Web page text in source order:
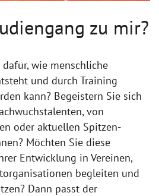
zu mir?
wie menschliche
und durch Training
kann? Begeistern Sie sich
von
oder aktuellen Spitzen-
Möchten Sie diese
Entwicklung in Vereinen,
begleiten und
Dann passt der